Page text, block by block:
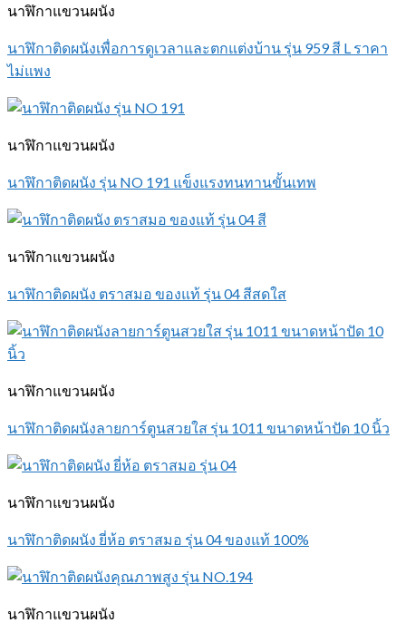
นาฬิกาแขวนผนัง
นาฬิกาติดผนังเพื่อการดูเวลาและตกแต่งบ้าน รุ่น 959 สี L ราคา
ไม่แพง
นาฬิกาแขวนผนัง
นาฬิกาติดผนัง รุ่น NO 191 แข็งแรงทนทานขั้นเทพ
นาฬิกาแขวนผนัง
นาฬิกาติดผนัง ตราสมอ ของแท้ รุ่น 04 สีสดใส
นาฬิกาแขวนผนัง
นาฬิกาติดผนังลายการ์ตูนสวยใส รุ่น 1011 ขนาดหน้าปัด 10 นิ้ว
นาฬิกาแขวนผนัง
นาฬิกาติดผนัง ยี่ห้อ ตราสมอ รุ่น 04 ของแท้ 100%
นาฬิกาแขวนผนัง